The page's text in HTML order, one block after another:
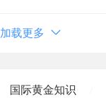
加载更多
国际黄金知识